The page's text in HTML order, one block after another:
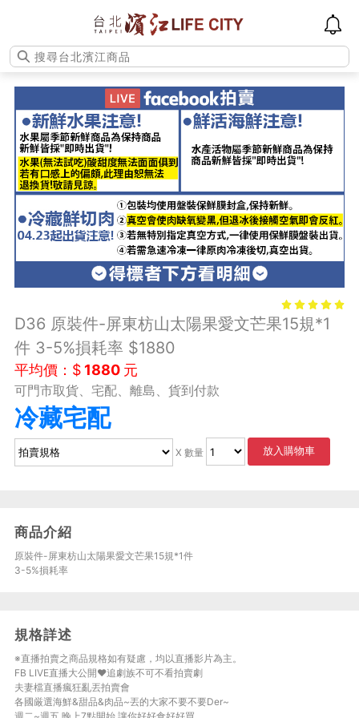
D36 原裝件-屏東枋山太陽果愛文芒果15規*1
件 3-5%損耗率 $1880
平均價：$1880 元
可門市取貨、宅配、離島、貨到付款
冷藏宅配
X 數量 放入購物車
商品介紹
原裝件-屏東枋山太陽果愛文芒果15規*1件
3-5%損耗率
規格詳述
※直播拍賣之商品規格如有疑慮，均以直播影片為主。
FB LIVE直播大公開♥追劇族不可不看拍賣劇
夫妻檔直播瘋狂亂丟拍賣會
各國厳選海鮮&甜品&肉品~丟的大家不要不要Der~